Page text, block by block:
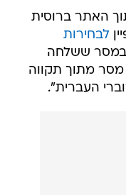
האתר ברוסית
לבחירות
ששלחה
מסר מתוך תקווה
העברית".